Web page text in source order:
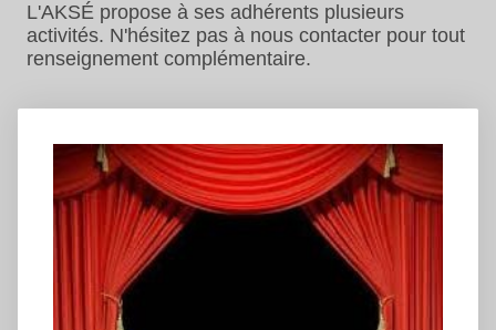
L'AKSÉ propose à ses adhérents plusieurs
activités. N'hésitez pas à nous contacter pour tout
renseignement complémentaire.